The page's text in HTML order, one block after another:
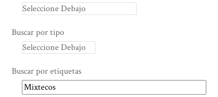
Buscar por tipo
Buscar por etiquetas